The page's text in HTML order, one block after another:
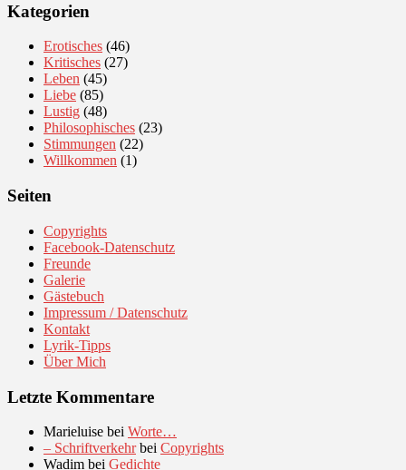
Kategorien
Erotisches (46)
Kritisches (27)
Leben (45)
Liebe (85)
Lustig (48)
Philosophisches (23)
Stimmungen (22)
Willkommen (1)
Seiten
Copyrights
Facebook-Datenschutz
Freunde
Galerie
Gästebuch
Impressum / Datenschutz
Kontakt
Lyrik-Tipps
Über Mich
Letzte Kommentare
Marieluise bei Worte…
– Schriftverkehrbei Copyrights
Wadim bei Gedichte